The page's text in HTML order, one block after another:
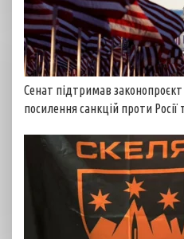
Сенат підтримав
посилення санкцій проти Росії